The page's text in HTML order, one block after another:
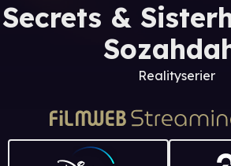
Secrets &
Realityserier